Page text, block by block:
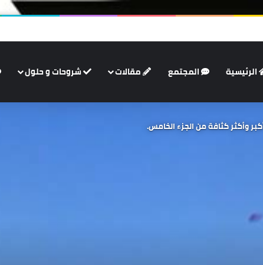
الرئيسية المجتمع مقالات شروحات و حلول